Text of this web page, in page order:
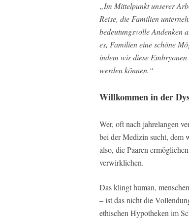
„Im Mittelpunkt unserer
Reise, die Familien
bedeutungsvolle Andenken
es, Familien eine schöne
indem wir diese
werden können.“
Willkommen in der
Wer, oft nach jahrelangen
bei der Medizin sucht, dem
also, die Paaren
verwirklichen.
Das klingt human,
– ist das nicht die
ethischen Hypotheken im